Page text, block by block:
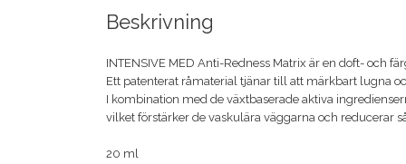
Beskrivning
INTENSIVE MED Anti-Redness Matrix är en doft- och
Ett patenterat råmaterial tjänar till att märkbart lugna
I kombination med de växtbaserade aktiva
vilket förstärker de vaskulära väggarna och reducerar
20 ml